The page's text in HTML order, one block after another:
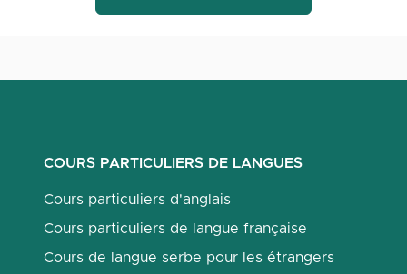
COURS PARTICULIERS DE LANGUES
Cours particuliers d'anglais
Cours particuliers de langue française
Cours de langue serbe pour les étrangers